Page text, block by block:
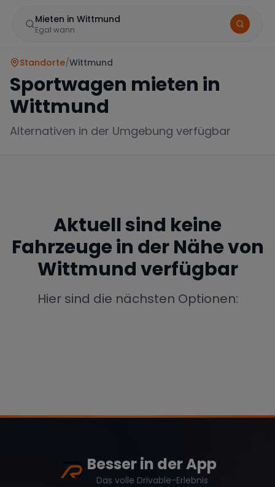
Mieten in Wittmund
Egal wann
Mercedes BMW Audi
Tesla Chevrolet Dodge
Bentley Rolls Royce Aston Martin
Standorte/Wittmund
Sportwagen mieten in
Wittmund
Alternativen in der Umgebung verfügbar
Aktuell sind keine
Fahrzeuge in der Nähe von
Wittmundverfügbar
Hier sind die nächsten Optionen:
Besser in der App
Das volle Drivable-Erlebnis